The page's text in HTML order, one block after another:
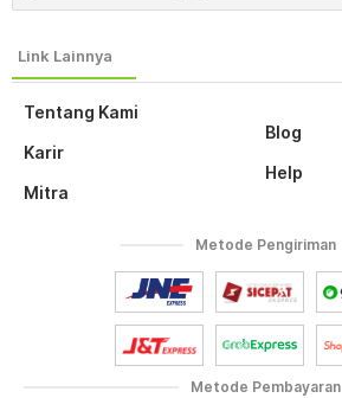
Tentang Kami
Karir
Mitra
Blog
Help
Metode Pembayaran
Metode Pengiriman